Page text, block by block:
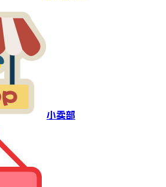
小卖部